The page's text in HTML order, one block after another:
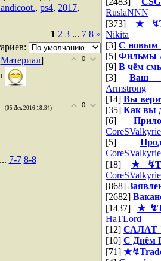
, ps4, 2017,
1 2 3 ... 7 8 »
0
Материал]
0
(05 Дек 2016 18:34)
... 7-7 8-8
RuslaNNN
[373]
Nikita
[3] С новым
[5] Фильмы
[9] В чём
[3]Ваш
Armstrong
[14] Вы
[35] Как вы
[6]
CoreSValkyrie
[5]
CoreSValkyrie
[18]
CoreSValkyrie
[868]
[2682]
[1437]
HaTLord
[12] САЛАТ
[10] С Днём
[71]